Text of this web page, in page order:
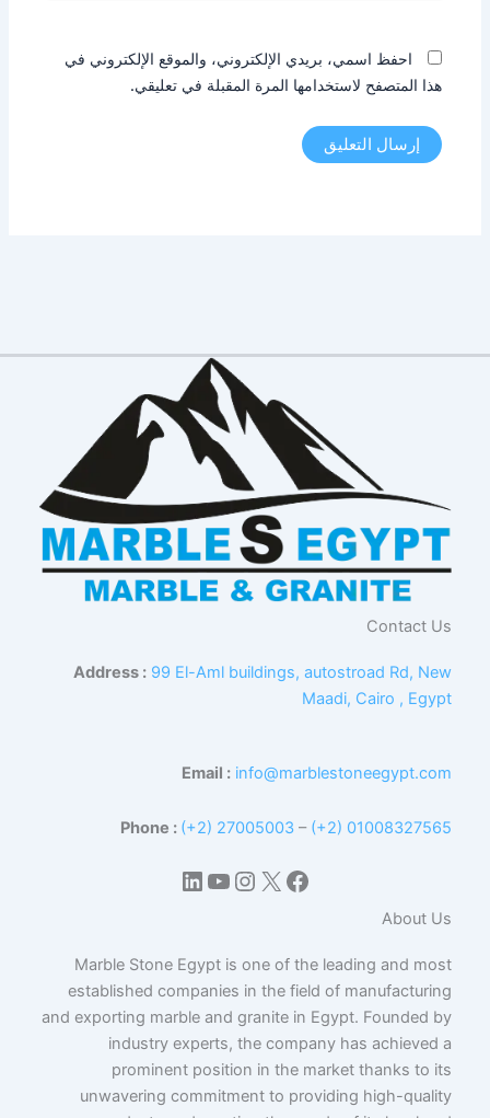
احفظ اسمي، بريدي الإلكتروني، والموقع الإلكتروني في
هذا المتصفح لاستخدامها المرة المقبلة في تعليقي.
Contact Us
Address : 99 El-Aml buildings, autostroad Rd, New
Maadi, Cairo , Egypt
Email : info@marblestoneegypt.com
Phone : (+2) 27005003 – (+2) 01008327565
فيسبوك
إكسإنستجرام
يوتيوب
لينكد إن
About Us
Marble Stone Egypt is one of the leading and most
established companies in the field of manufacturing
and exporting marble and granite in Egypt. Founded by
industry experts, the company has achieved a
prominent position in the market thanks to its
unwavering commitment to providing high-quality